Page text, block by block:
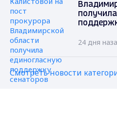
24 дня
Смотреть новости